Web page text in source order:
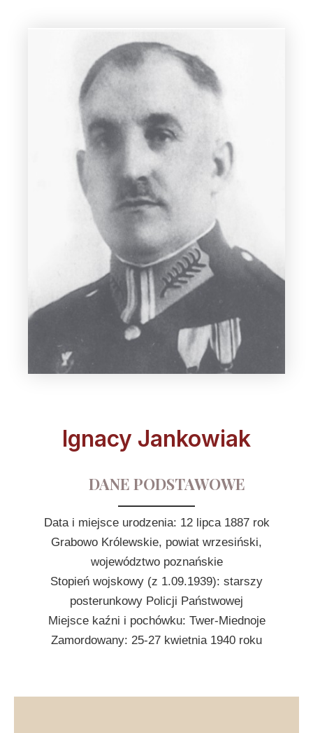
Ignacy Jankowiak
DANE PODSTAWOWE
Data i miejsce urodzenia: 12 lipca 1887 rok
Grabowo Królewskie, powiat wrzesiński,
województwo poznańskie
Stopień wojskowy (z 1.09.1939): starszy
posterunkowy Policji Państwowej
Miejsce kaźni i pochówku: Twer-Miednoje
Zamordowany: 25-27 kwietnia 1940 roku